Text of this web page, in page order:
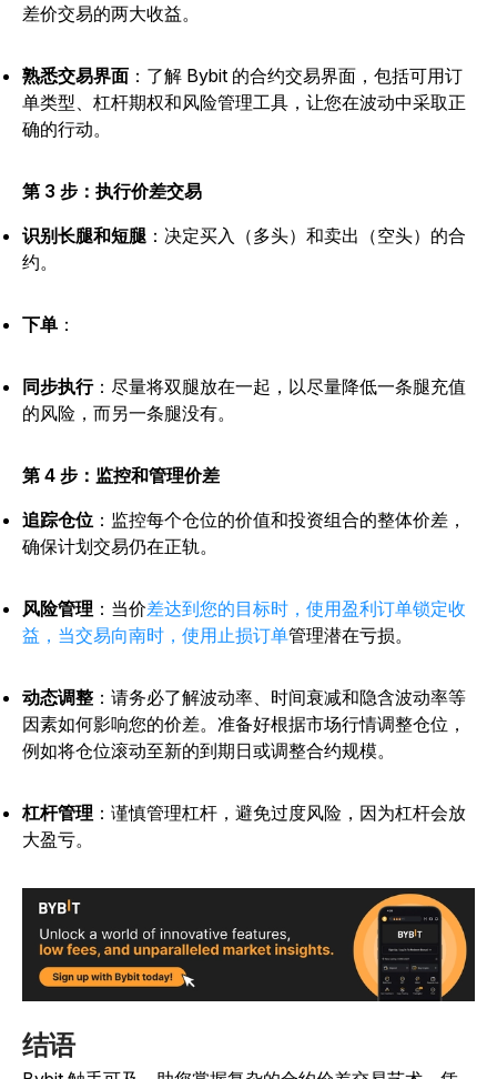
差价交易的两大收益。
熟悉交易界面 ：了解 Bybit 的合约交易界面，包括可用订
单类型、杠杆期权和风险管理工具，让您在波动中采取正
确的行动。
第 3 步：执行价差交易
识别长腿和短腿 ：决定买入（多头）和卖出（空头）的合
约。
下单 ：
同步执行：尽量将双腿放在一起，以尽量降低一条腿充值
的风险，而另一条腿没有。
第 4 步：监控和管理价差
追踪仓位 ：监控每个仓位的价值和投资组合的整体价差，
确保计划交易仍在正轨。
风险管理 ：当价差达到您的目标时，使用盈利订单锁定收
益，当交易向南时，使用止损订单管理潜在亏损。
动态调整 ：请务必了解波动率、时间衰减和隐含波动率等
因素如何影响您的价差。准备好根据市场行情调整仓位，
例如将仓位滚动至新的到期日或调整合约规模。
杠杆管理 ：谨慎管理杠杆，避免过度风险，因为杠杆会放
大盈亏。
结语